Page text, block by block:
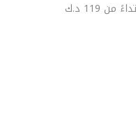
119 د.ك